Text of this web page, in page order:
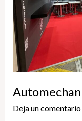
Deja un comentario